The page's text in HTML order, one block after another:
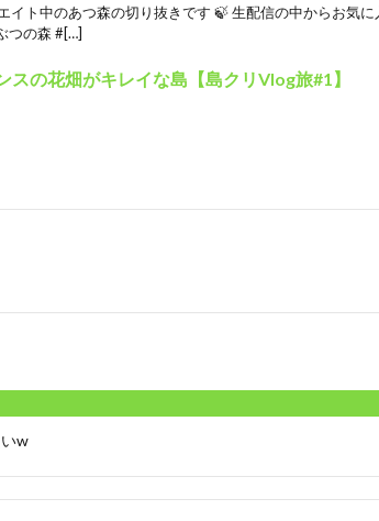
イト中のあつ森の切り抜きです 🍃 生配信の中からお気
つの森 #[…]
スの花畑がキレイな島【島クリVlog旅#1】
w